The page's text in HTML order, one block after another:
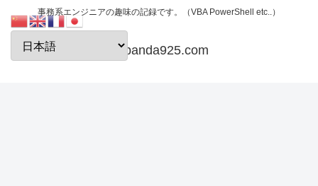
事務系エンジニアの趣味の記録です。（VBA PowerShell etc..）
papanda925.com